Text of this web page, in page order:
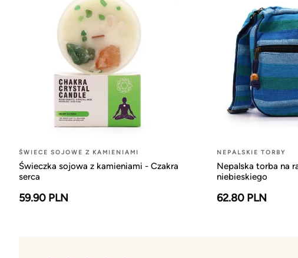
ŚWIECE SOJOWE Z KAMIENIAMI
Świeczka sojowa z kamieniami - Czakra
serca
59.90 PLN
NEPALSKIE TORBY
Nepalska torba na
niebieskiego
62.80 PLN